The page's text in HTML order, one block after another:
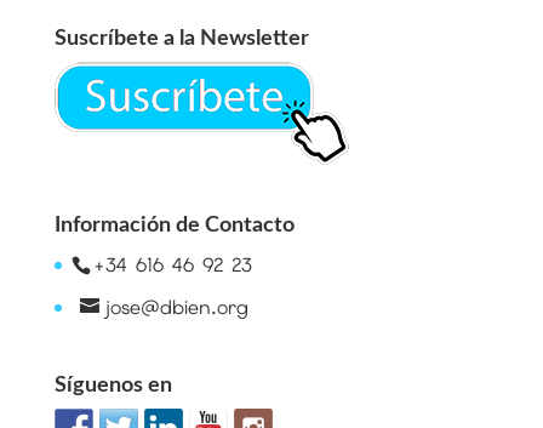
Suscríbete a la Newsletter
Información de Contacto
+34 616 46 92 23
jose@dbien.org
Síguenos en